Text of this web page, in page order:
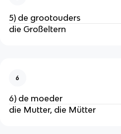
5) de grootouders
die Großeltern
6
6) de moeder
die Mutter, die Mütter